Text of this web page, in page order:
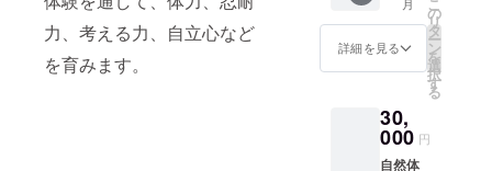
力、考える力、自立心など
を育みます。
稚園の先
生、農村の
リーダーな
人材養育支
援、井戸建
設支援など
クト
2020年
及び
2021年
実地へ
参加
券 1
枚 有
効期限
詳細を見る
の
リ
タ
ー
ン
を
選
択
す
る
30,
000 円
自然体